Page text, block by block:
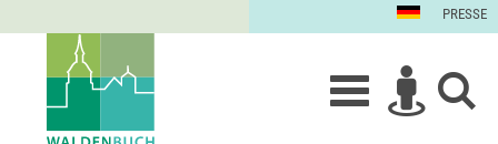
PRESSE